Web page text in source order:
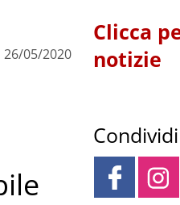
26/05/2020
Clicca
notizie
Condividi